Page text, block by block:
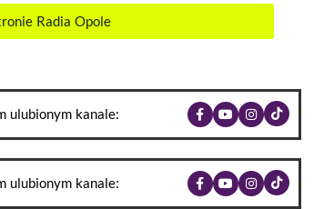
Radia Opole
ulubionym kanale:
ulubionym kanale: